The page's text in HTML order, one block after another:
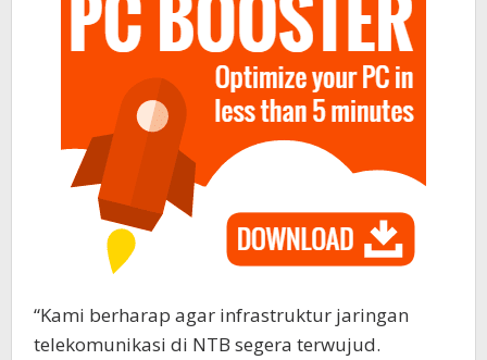
“Kami berharap agar infrastruktur jaringan
telekomunikasi di NTB segera terwujud.